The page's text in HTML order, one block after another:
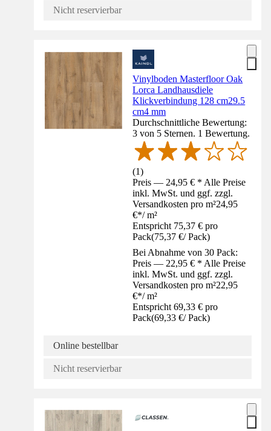
Nicht reservierbar
Vinylboden Masterfloor Oak
Lorca Landhausdiele
Klickverbindung 128 cm29.5
cm4 mm
Durchschnittliche Bewertung:
3 von 5 Sternen. 1 Bewertung.
(1)
Preis — 24,95 € * Alle Preise
inkl. MwSt. und ggf. zzgl.
Versandkosten pro m²24,95
€*/ m²
Entspricht 75,37 € pro
Pack(75,37 €/ Pack)
Bei Abnahme von 30 Pack:
Preis — 22,95 € * Alle Preise
inkl. MwSt. und ggf. zzgl.
Versandkosten pro m²22,95
€*/ m²
Entspricht 69,33 € pro
Pack(69,33 €/ Pack)
Online bestellbar
Nicht reservierbar